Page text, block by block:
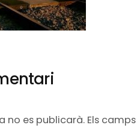
no es publicarà. Els